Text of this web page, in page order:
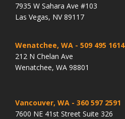
7935 W Sahara Ave #103
Las Vegas, NV 89117
Wenatchee, WA - 509 495 1614
212 N Chelan Ave
Wenatchee, WA 98801
Vancouver, WA - 360 597 2591
7600 NE 41st Street Suite 326